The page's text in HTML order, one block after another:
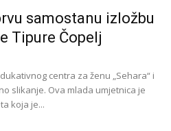
samostanu izložbu
Tipure Čopelj
centra za ženu „Sehara“ i
slikanje. Ova mlada umjetnica je
koja je...